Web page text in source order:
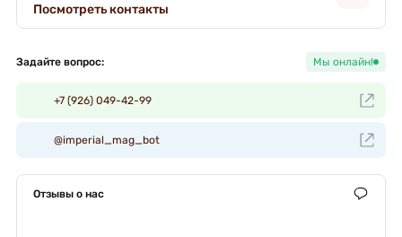
Посмотреть контакты
Задайте вопрос: Мы онлайн!
+7 (926) 049-42-99
@imperial_mag_bot
Отзывы о нас